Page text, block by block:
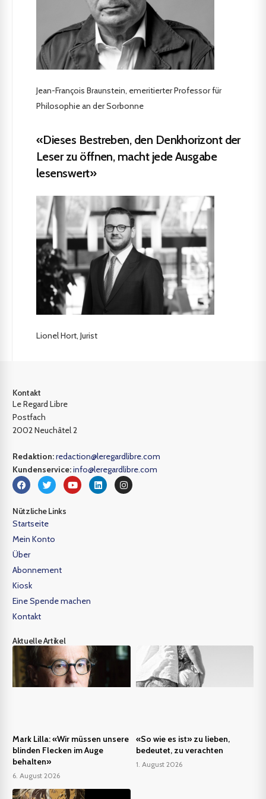
Jean-François Braunstein, emeritierter Professor für
Philosophie an der Sorbonne
«Dieses Bestreben, den Denkhorizont der
Leser zu öffnen, macht jede Ausgabe
lesenswert»
Lionel Hort, Jurist
Kontakt
Le Regard Libre
Postfach
2002 Neuchâtel 2
Redaktion:redaction@leregardlibre.com
Kundenservice:info@leregardlibre.com
Nützliche Links
Startseite
Mein Konto
Über
Abonnement
Kiosk
Eine Spende machen
Kontakt
Aktuelle Artikel
Mark Lilla: «Wir müssen unsere
blinden Flecken im Auge
behalten»
6. August 2026
«So wie es ist» zu lieben,
bedeutet, zu verachten
1. August 2026